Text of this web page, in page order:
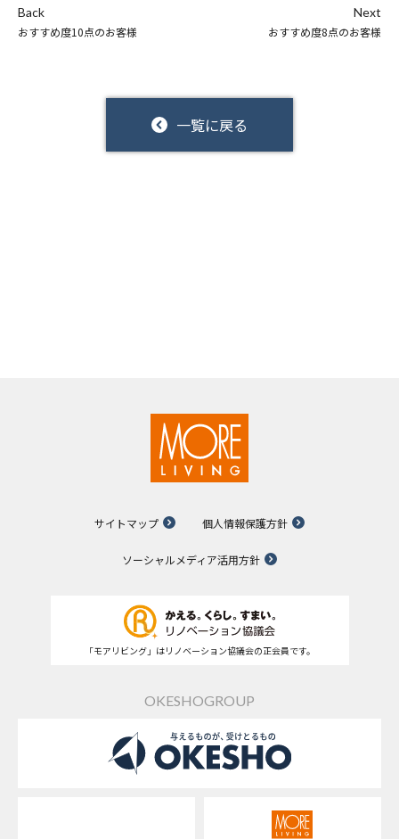
Back
おすすめ度10点のお客様
一覧に戻る
Next
おすすめ度8点のお客様
サイトマップ 個人情報保護方針
ソーシャルメディア活用方針
「モアリビング」はリノベーション協議会の正会員です。
OKESHOGROUP